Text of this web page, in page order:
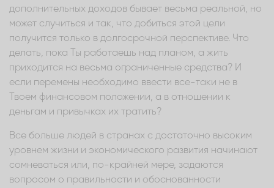
дополнительных доходов бывает весьма реальной, но
может случиться и так, что добиться этой цели
получится только в долгосрочной перспективе. Что
делать, пока Ты работаешь над планом, а жить
приходится на весьма ограниченные средства? И
если перемены необходимо ввести все-таки не в
Твоем финансовом положении, а в отношении к
деньгам и привычках их тратить?
Все больше людей в странах с достаточно высоким
уровнем жизни и экономического развития начинают
сомневаться или, по-крайней мере, задаются
вопросом о правильности и обоснованности